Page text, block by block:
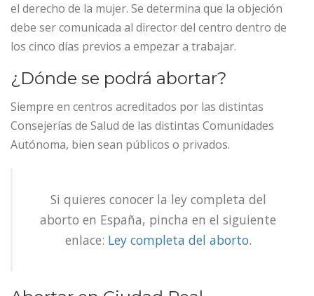
el derecho de la mujer. Se determina que la objeción
debe ser comunicada al director del centro dentro de
los cinco días previos a empezar a trabajar.
¿Dónde se podrá abortar?
Siempre en centros acreditados por las distintas
Consejerías de Salud de las distintas Comunidades
Autónoma, bien sean públicos o privados.
Si quieres conocer la ley completa del
aborto en España, pincha en el siguiente
enlace: Ley completa del aborto.